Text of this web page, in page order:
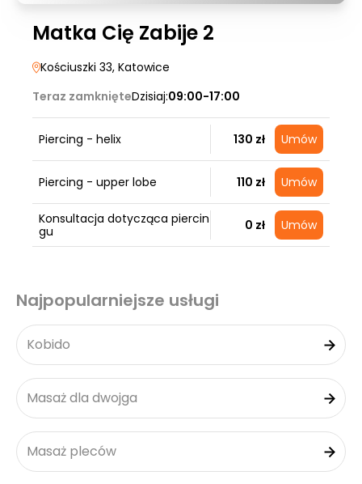
Matka Cię Zabije 2
Kościuszki 33, Katowice
Teraz zamknięteDzisiaj:09:00-17:00
Piercing - helix 130 zł Umów
Piercing - upper lobe 110 zł Umów
Konsultacja dotycząca piercin
gu
0 zł Umów
Najpopularniejsze usługi
Kobido
Masaż dla dwojga
Masaż pleców